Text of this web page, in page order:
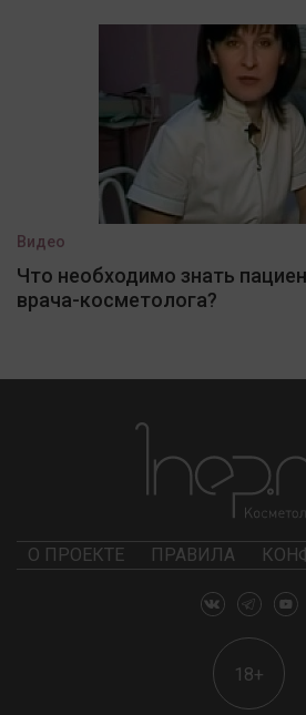
Видео
Что необходимо знать
врача-косметолога?
О ПРОЕКТЕ ПРАВИЛА
18+